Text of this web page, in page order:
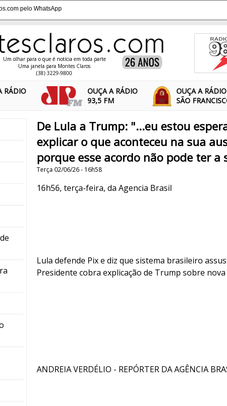
pelo WhatsApp
Um olhar para o que é notícia em toda parte
Uma janela para Montes Claros
(38) 3229-9800
RÁDIO
OUÇA A RÁDIO
93,5 FM
OUÇA A RÁDIO
SÃO
De Lula a Trump: "...eu estou
explicar o que aconteceu na sua
porque esse acordo não pode ter a
Terça 02/06/26 - 16h58
16h56, terça-feira, da Agencia Brasil
Lula defende Pix e diz que sistema brasileiro
Presidente cobra explicação de Trump sobre nova
ANDREIA VERDÉLIO - REPÓRTER DA AGÊNCIA